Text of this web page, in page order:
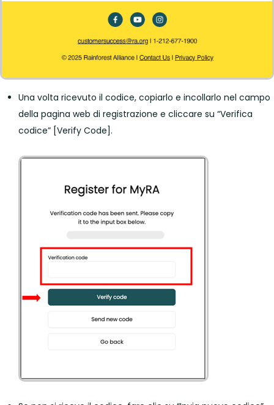
Una volta ricevuto il codice, copiarlo e incollarlo nel campo
della pagina web di registrazione e cliccare su “Verifica
codice” [Verify Code].